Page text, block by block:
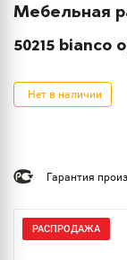
Мебельная
50215 bianco
Нет в наличии
Гарантия
РАСПРОДАЖА